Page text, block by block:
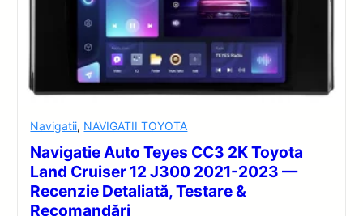
Navigatii, NAVIGATII TOYOTA
Navigatie Auto Teyes CC3 2K Toyota
Land Cruiser 12 J300 2021-2023 —
Recenzie Detaliată, Testare &
Recomandări